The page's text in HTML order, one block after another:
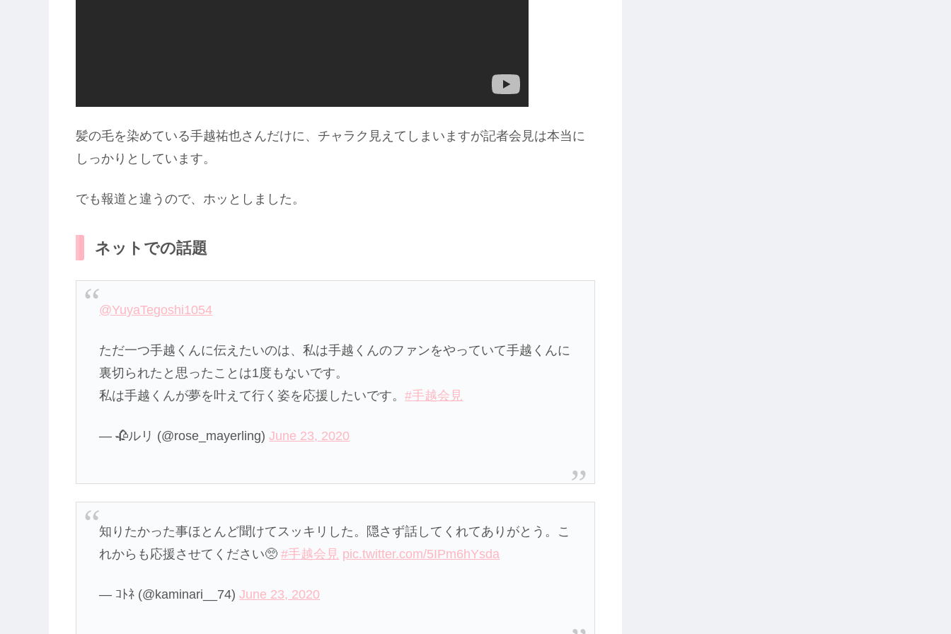
髪の毛を染めている手越祐也さんだけに、チャラク見えてしまいますが記者会見は本当に
しっかりとしています。
でも報道と違うので、ホッとしました。
ネットでの話題
@YuyaTegoshi1054
ただ一つ手越くんに伝えたいのは、私は手越くんのファンをやっていて手越くんに
裏切られたと思ったことは1度もないです。
私は手越くんが夢を叶えて行く姿を応援したいです。#手越会見
— 🥀ルリ (@rose_mayerling)June 23, 2020
知りたかった事ほとんど聞けてスッキリした。隠さず話してくれてありがとう。こ
れからも応援させてください🥺#手越会見 pic.twitter.com/5IPm6hYsda
— ｺﾄﾈ (@kaminari__74)June 23, 2020